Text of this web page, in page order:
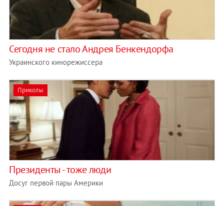
Сегодня не стало Андрея Бенкендорфа
Украинского кинорежиссера
Приколы
Президенты - тоже люди
Досуг первой пары Америки